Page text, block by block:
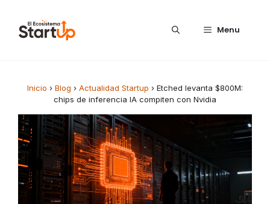
Menu
Inicio › Blog › Actualidad Startup › Etched levanta $800M:
chips de inferencia IA compiten con Nvidia